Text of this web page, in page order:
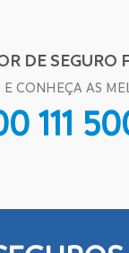
DE SEGURO
CONHEÇA AS
111